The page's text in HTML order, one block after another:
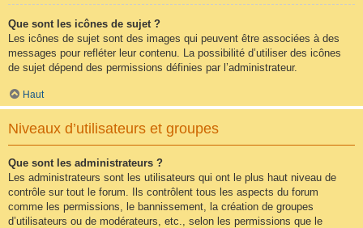
Que sont les icônes de sujet ?
Les icônes de sujet sont des images qui peuvent être associées à des
messages pour refléter leur contenu. La possibilité d’utiliser des icônes
de sujet dépend des permissions définies par l’administrateur.
Haut
Niveaux d’utilisateurs et groupes
Que sont les administrateurs ?
Les administrateurs sont les utilisateurs qui ont le plus haut niveau de
contrôle sur tout le forum. Ils contrôlent tous les aspects du forum
comme les permissions, le bannissement, la création de groupes
d’utilisateurs ou de modérateurs, etc., selon les permissions que le